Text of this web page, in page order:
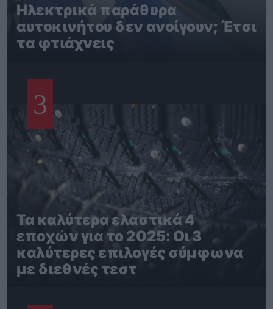
Ηλεκτρικά παράθυρα
αυτοκινήτου δεν ανοίγουν; Έτσι
τα φτιάχνεις
3
Τα καλύτερα ελαστικά 4
εποχών για το 2025: Οι 3
καλύτερες επιλογές σύμφωνα
με διεθνές τεστ